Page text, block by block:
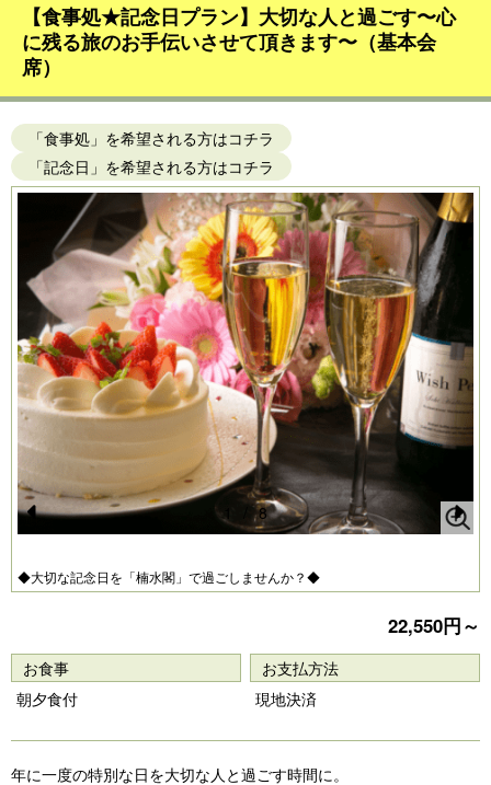
【食事処★記念日プラン】大切な人と過ごす〜心
に残る旅のお手伝いさせて頂きます〜（基本会
席）
「食事処」を希望される方はコチラ
「記念日」を希望される方はコチラ
Pr
e
u
s
◆大切な記念日を「楠水閣」で過ごしませんか？◆
N
1 8
22,550円～
お食事
朝夕食付
お支払方法
現地決済
年に一度の特別な日を大切な人と過ごす時間に。